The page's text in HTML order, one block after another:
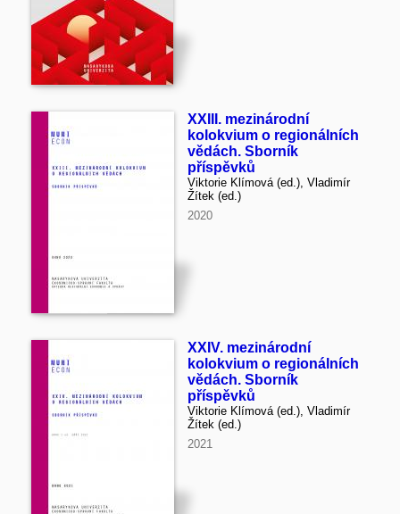
XXIII. mezinárodní
kolokvium o regionálních
vědách. Sborník
příspěvků
Viktorie Klímová (ed.), Vladimír
Žítek (ed.)
2020
XXIV. mezinárodní
kolokvium o regionálních
vědách. Sborník
příspěvků
Viktorie Klímová (ed.), Vladimír
Žítek (ed.)
2021